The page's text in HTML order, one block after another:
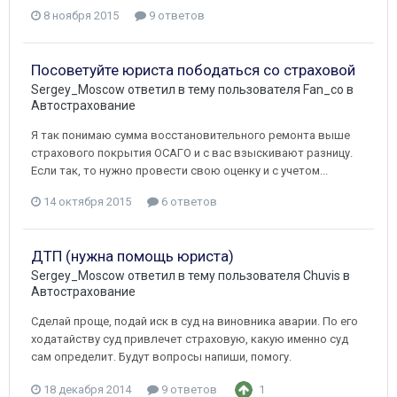
8 ноября 2015 9 ответов
Посоветуйте юриста пободаться со страховой
Sergey_Moscow ответил в тему пользователя Fan_co в
Автострахование
Я так понимаю сумма восстановительного ремонта выше
страхового покрытия ОСАГО и с вас взыскивают разницу.
Если так, то нужно провести свою оценку и с учетом...
14 октября 2015 6 ответов
ДТП (нужна помощь юриста)
Sergey_Moscow ответил в тему пользователя Chuvis в
Автострахование
Сделай проще, подай иск в суд на виновника аварии. По его
ходатайству суд привлечет страховую, какую именно суд
сам определит. Будут вопросы напиши, помогу.
18 декабря 2014 9 ответов 1